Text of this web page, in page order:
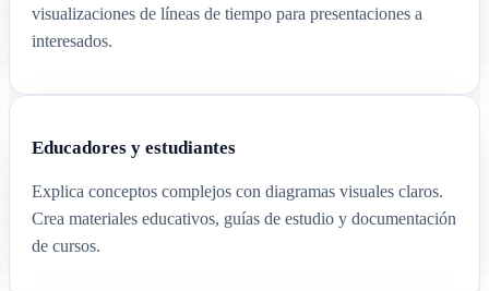
visualizaciones de líneas de tiempo para presentaciones a
interesados.
Educadores y estudiantes
Explica conceptos complejos con diagramas visuales claros.
Crea materiales educativos, guías de estudio y documentación
de cursos.